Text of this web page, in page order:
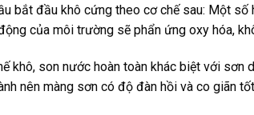
bắt đầu khô cứng theo cơ chế sau: Một
của môi trường sẽ phẩn ứng oxy hóa,
khô, son nước hoàn toàn khác biệt với
nên màng sơn có độ đàn hồi và co giãn